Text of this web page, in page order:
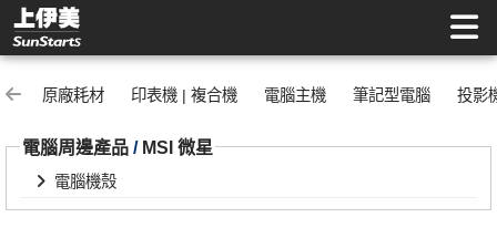
電腦機殼 | 上伊美辦公用品網
原廠耗材 印表機 | 複合機 電腦主機 筆記型電腦 投影
電腦周邊產品 / MSI 微星
電腦機殼